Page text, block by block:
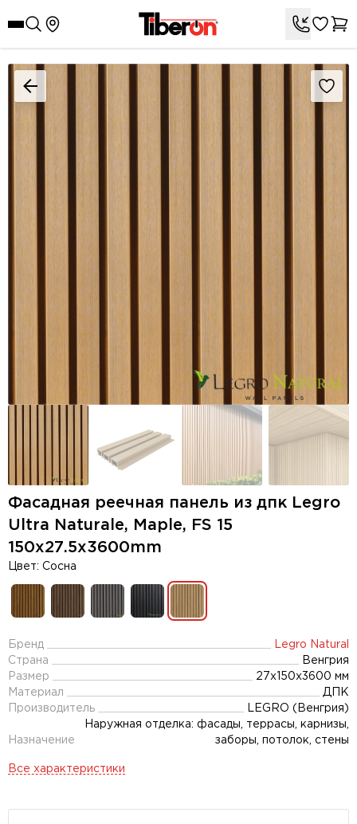
Фасадная реечная панель из дпк Legro
Ultra Naturale, Maple, FS 15
150х27.5х3600mm
Цвет: Сосна
Бренд
Legro Natural
Страна
Венгрия
Размер
27x150x3600 мм
Материал
ДПК
Производитель
LEGRO (Венгрия)
Назначение
Наружная отделка: фасады, террасы, карнизы,
заборы, потолок, стены
Все характеристики